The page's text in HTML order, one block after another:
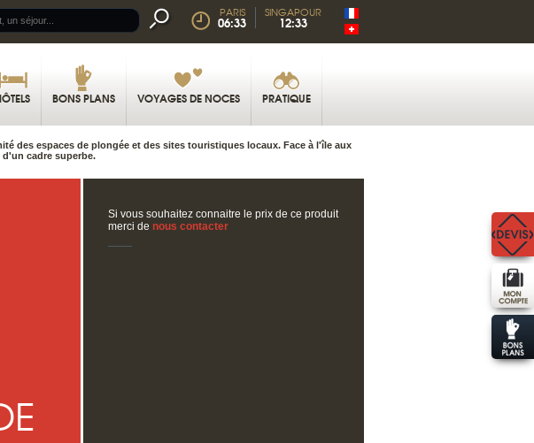
PARIS
06:33
SINGAPOUR
12:33
BONS PLANS VOYAGES DE NOCES PRATIQUE
des espaces de plongée et des sites touristiques locaux. Face à l'île aux
d'un cadre superbe.
Si vous souhaitez connaitre le prix de ce produit
merci de nous contacter